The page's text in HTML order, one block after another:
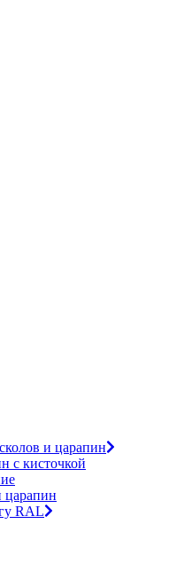
и царапин
с кисточкой
царапин
RAL